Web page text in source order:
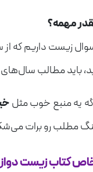
مهمه؟
حدود ۵۰ تا سوال
باید مطالب
یه منبع خوب مثل
مطلب رو برات
کتاب زیست